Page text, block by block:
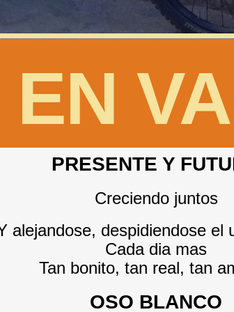
PRESENTE Y
Creciendo juntos
alejandose, despidiendose el
Cada dia mas
Tan bonito, tan real, tan
OSO BLANCO